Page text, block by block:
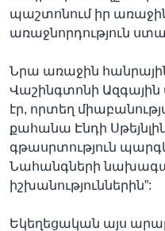
պաշտոնում իր առաջին
առաջնորդություն
Նրա առաջին
Վաշինգտոնի Ազգային
էր, որտեղ
քահանա Էնդի
գթասրտություն
Նահանգների
իշխանություններին”:
Եկեղեցական այս